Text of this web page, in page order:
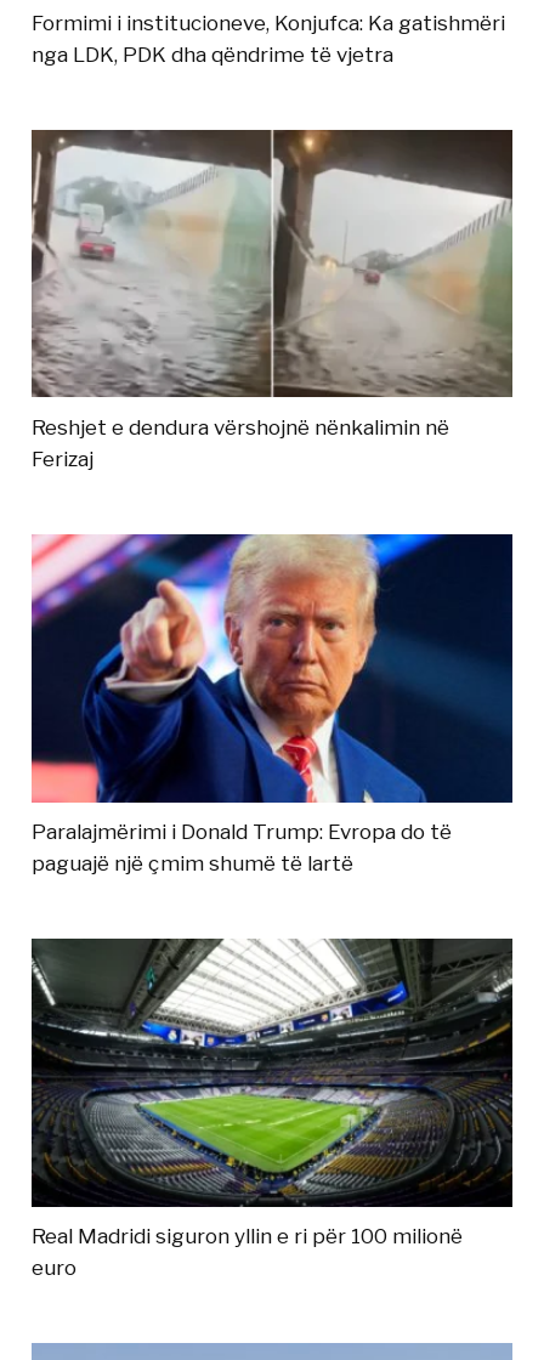
Formimi i institucioneve, Konjufca: Ka gatishmëri
nga LDK, PDK dha qëndrime të vjetra
Reshjet e dendura vërshojnë nënkalimin në
Ferizaj
Paralajmërimi i Donald Trump: Evropa do të
paguajë një çmim shumë të lartë
Real Madridi siguron yllin e ri për 100 milionë
euro